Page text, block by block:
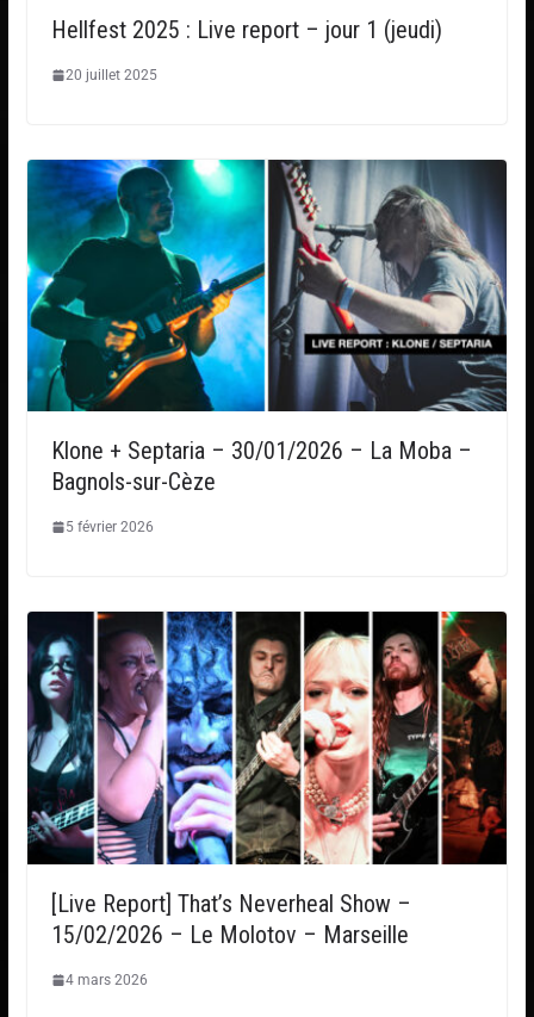
Hellfest 2025 : Live report – jour 1 (jeudi)
20 juillet 2025
Klone + Septaria – 30/01/2026 – La Moba –
Bagnols-sur-Cèze
5 février 2026
[Live Report] That’s Neverheal Show –
15/02/2026 – Le Molotov – Marseille
4 mars 2026